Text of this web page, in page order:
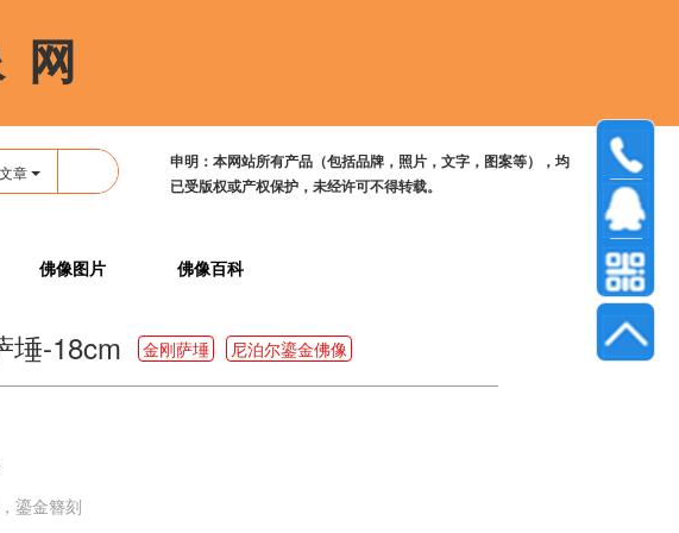
网
文章
申明：本网站所有产品（包括品牌，照片，文字，图案等），均
已受版权或产权保护，未经许可不得转载。
佛像图片 佛像百科
埵-18cm 金刚萨埵 尼泊尔鎏金佛像
鎏金簪刻